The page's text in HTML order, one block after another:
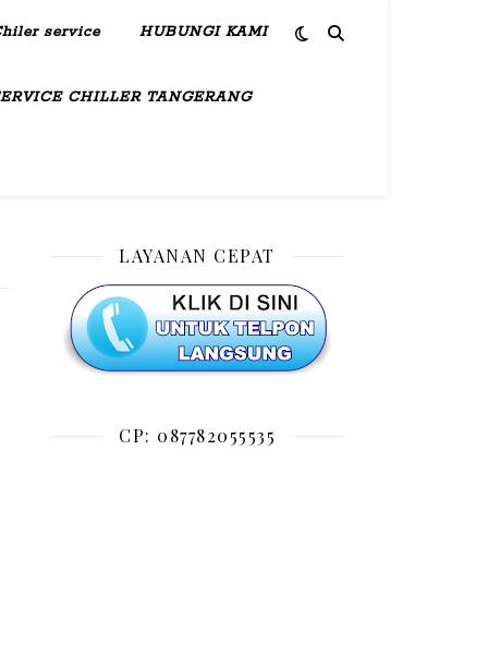
service HUBUNGI KAMI
CHILLER TANGERANG
LAYANAN CEPAT
CP: 087782055535